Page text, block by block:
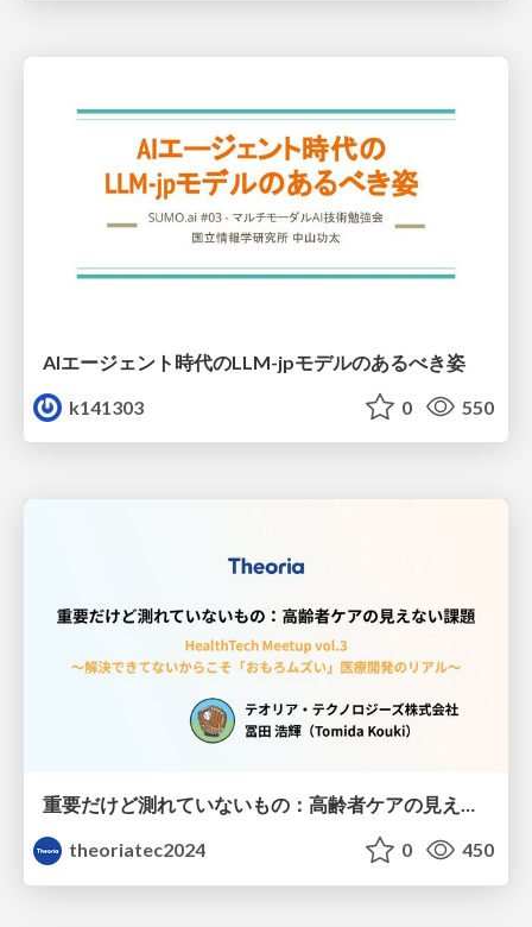
AIエージェント時代のLLM-jpモデルのあるべき姿
k141303
0 550
重要だけど測れていないもの：高齢者ケアの見えない課題
theoriatec2024
0 450